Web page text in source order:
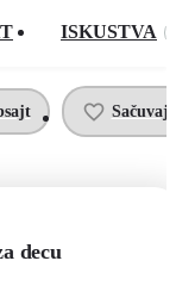
ISKUSTVA
Sačuvaj
decu